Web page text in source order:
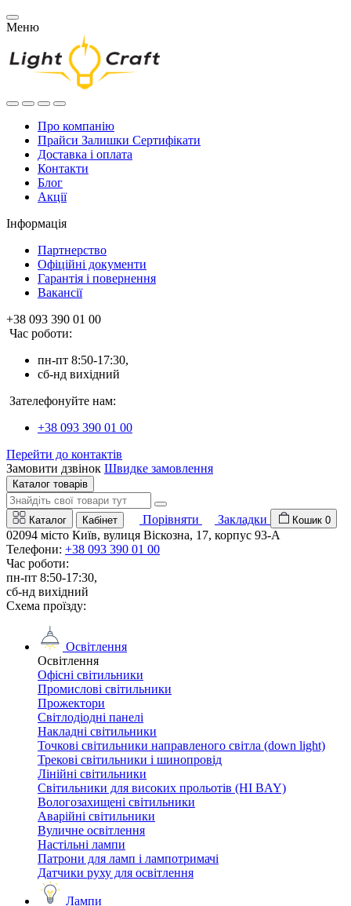
Меню
Про компанію
Прайси Залишки Сертифікати
Доставка і оплата
Контакти
Блог
Акції
Інформація
Партнерство
Офіційні документи
Гарантія і повернення
Вакансії
+38 093 390 01 00
Час роботи:
пн-пт 8:50-17:30,
сб-нд вихідний
Зателефонуйте нам:
+38 093 390 01 00
Перейти до контактів
Замовити дзвінок Швидке замовлення
Каталог товарів
Каталог Кабінет Порівняти Закладки Кошик 0
02094 місто Київ, вулиця Віскозна, 17, корпус 93-А
Телефони: +38 093 390 01 00
Час роботи:
пн-пт 8:50-17:30,
сб-нд вихідний
Схема проїзду:
Освітлення
Освітлення
Офісні світильники
Промислові світильники
Прожектори
Світлодіодні панелі
Накладні світильники
Точкові світильники направленого світла (down light)
Трекові світильники і шинопровід
Лінійні світильники
Світильники для високих прольотів (HI BAY)
Вологозахищені світильники
Аварійні світильники
Вуличне освітлення
Настільні лампи
Патрони для ламп і лампотримачі
Датчики руху для освітлення
Лампи